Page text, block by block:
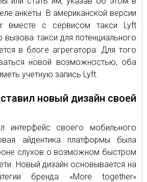
анкеты. В американской версии
вместе с сервисом такси Lyft
вызова такси для потенциального
в блоге агрегатора. Для того
новой возможностью, оба
учетную запись Lyft.
новый дизайн своей
интерфейс своего мобильного
айдентика платформы была
слухов о возможном быстром
Новый дизайн основывается на
бренда «More together»